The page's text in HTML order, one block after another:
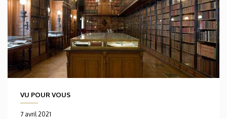
VU POUR VOUS
7 avril 2021